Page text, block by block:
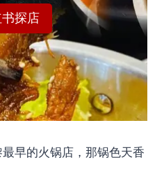
探店
早的火锅店，那锅色天香